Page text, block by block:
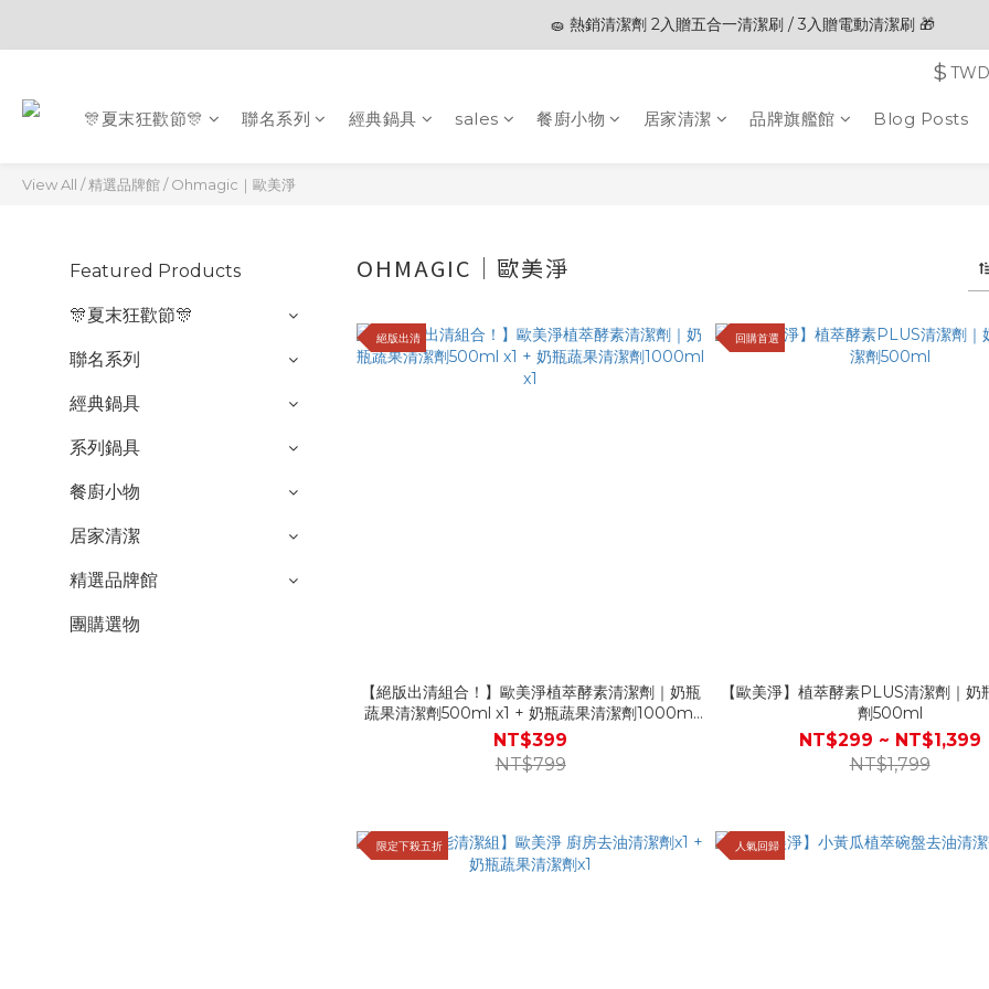
🎊夏末狂歡節限定優惠🎊︱全館滿 $3,000現折$200
🧽 熱銷清潔劑 2入贈五合一清潔刷 / 3入贈電動清潔刷 🎁
$ TWD
🎊夏末狂歡節🎊 聯名系列 經典鍋具 sales 餐廚小物 居家清潔 品牌旗艦館 Blog Posts
View All /精選品牌館/Ohmagic｜歐美淨
Featured Products
🎊夏末狂歡節🎊
聯名系列
經典鍋具
系列鍋具
餐廚小物
居家清潔
精選品牌館
團購選物
OHMAGIC｜歐美淨
絕版出清
【絕版出清組合！】歐美淨植萃酵素清潔劑｜奶瓶
蔬果清潔劑500ml x1 + 奶瓶蔬果清潔劑1000ml
x1
NT$399
NT$799
回購首選
【歐美淨】植萃酵素PLUS清潔劑｜奶
劑500ml
NT$299 ~ NT$1,399
NT$1,799
限定下殺五折 人氣回歸